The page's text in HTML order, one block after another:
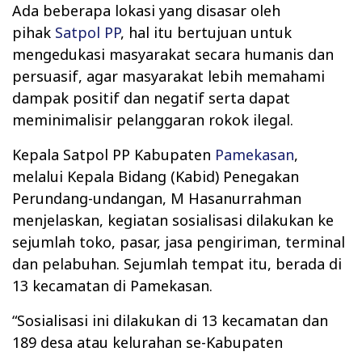
Ada beberapa lokasi yang disasar oleh
pihak Satpol PP, hal itu bertujuan untuk
mengedukasi masyarakat secara humanis dan
persuasif, agar masyarakat lebih memahami
dampak positif dan negatif serta dapat
meminimalisir pelanggaran rokok ilegal.
Kepala Satpol PP Kabupaten Pamekasan,
melalui Kepala Bidang (Kabid) Penegakan
Perundang-undangan, M Hasanurrahman
menjelaskan, kegiatan sosialisasi dilakukan ke
sejumlah toko, pasar, jasa pengiriman, terminal
dan pelabuhan. Sejumlah tempat itu, berada di
13 kecamatan di Pamekasan.
“Sosialisasi ini dilakukan di 13 kecamatan dan
189 desa atau kelurahan se-Kabupaten